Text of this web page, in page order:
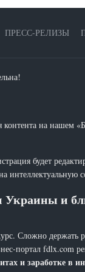
ПРЕСС-РЕЛИЗЫ
на нашем
будет
интеллектуальную
Украины и
Сложно держать
портал fdlx.com
и заработке в